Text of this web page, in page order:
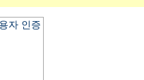
자 인증